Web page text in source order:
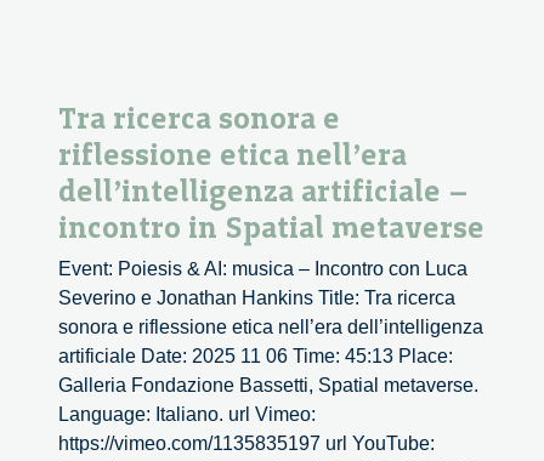
Tra ricerca sonora e
riflessione etica nell’era
dell’intelligenza artificiale –
incontro in Spatial metaverse
Event: Poiesis & AI: musica – Incontro con Luca
Severino e Jonathan Hankins Title: Tra ricerca
sonora e riflessione etica nell’era dell’intelligenza
artificiale Date: 2025 11 06 Time: 45:13 Place:
Galleria Fondazione Bassetti, Spatial metaverse.
Language: Italiano. url Vimeo:
https://vimeo.com/1135835197 url YouTube: